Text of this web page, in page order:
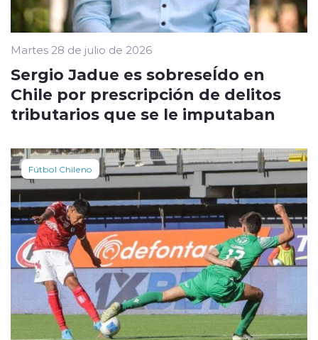
Martes 28 de julio de 2026
Sergio Jadue es sobreseÍdo en
Chile por prescripción de delitos
tributarios que se le imputaban
Fútbol Chileno